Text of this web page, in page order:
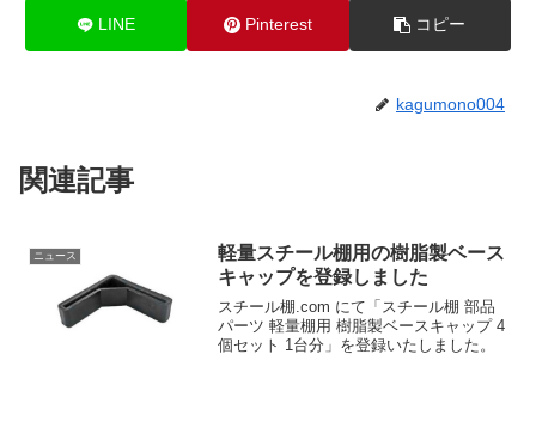
LINE Pinterest コピー
kagumono004
関連記事
ニュース
軽量スチール棚用の樹脂製ベース
キャップを登録しました
スチール棚.com にて「スチール棚 部品
パーツ 軽量棚用 樹脂製ベースキャップ 4
個セット 1台分」を登録いたしました。